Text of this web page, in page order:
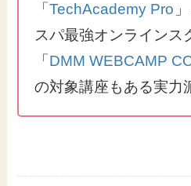
「TechAcademy Pro
スパ最強オンラインス
「 DMM WEBCAMP
の対象講座もある実力